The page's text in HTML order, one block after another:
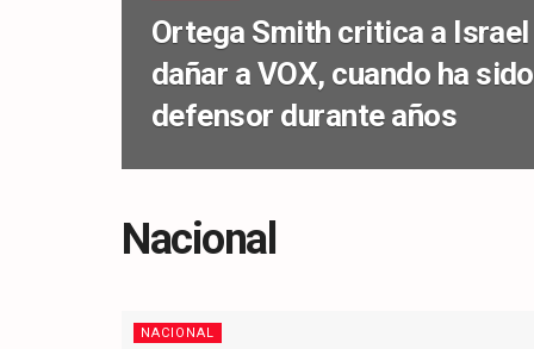
Ortega Smith critica a
dañar a VOX, cuando ha
defensor durante años
Nacional
NACIONAL